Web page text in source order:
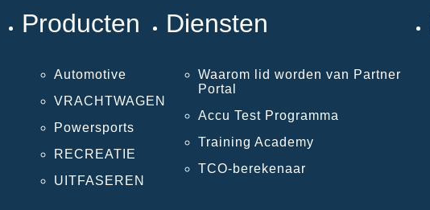
Producten
Automotive
VRACHTWAGEN
Powersports
RECREATIE
UITFASEREN
Diensten
Waarom lid worden van Partner
Portal
Accu Test Programma
Training Academy
TCO-berekenaar